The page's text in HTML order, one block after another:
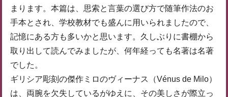
まります。本篇は、思索と言葉の選び方で随筆作法のお
手本とされ、学校教材でも盛んに用いられましたので、
記憶にある方も多いかと思います。久しぶりに書棚から
取り出して読んでみましたが、何年経っても名著は名著
でした。
ギリシア彫刻の傑作ミロのヴィーナス（Vénus de Milo）
は、両腕を欠失しているがゆえに、その美しさが際立っ